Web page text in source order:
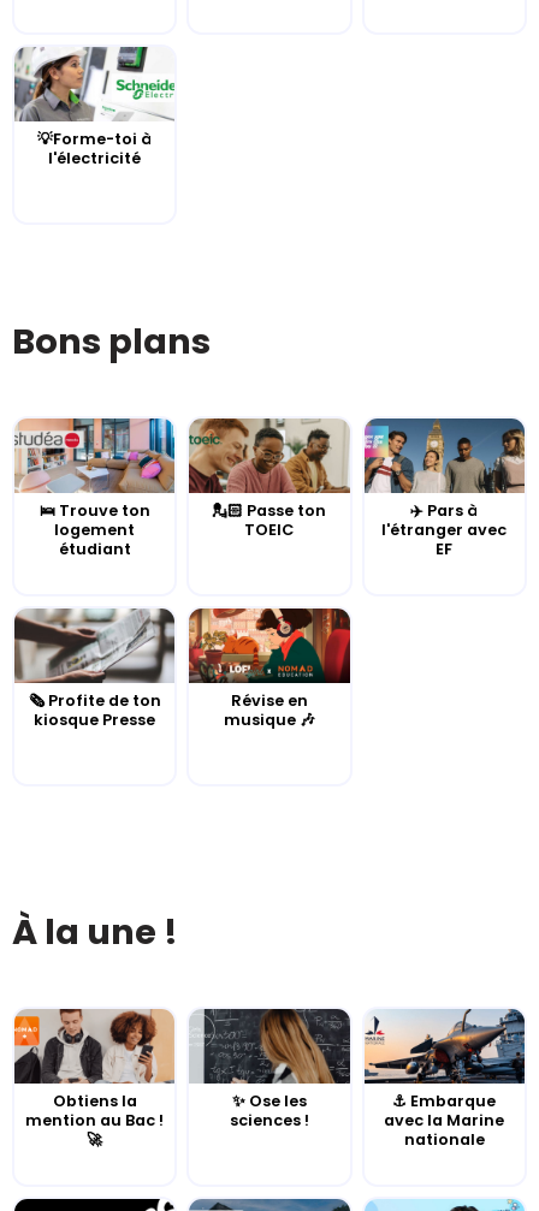
💡Forme-toi à
l'électricité
Bons plans
🛌 Trouve ton
logement
étudiant
💂🏻 Passe ton
TOEIC
✈️ Pars à
l'étranger avec
EF
🗞️ Profite de ton
kiosque Presse
Révise en
musique 🎶
À la une !
Obtiens la
mention au Bac !
🚀
✨ Ose les
sciences !
⚓️ Embarque
avec la Marine
nationale